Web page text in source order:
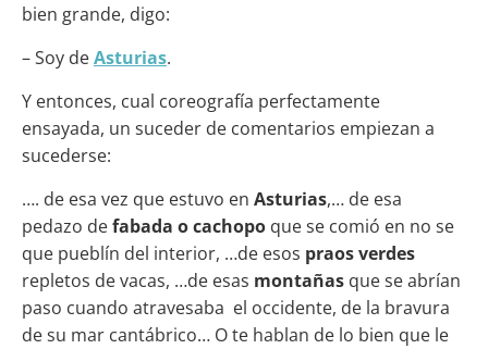
bien grande, digo:
– Soy deAsturias.
Y entonces, cual coreografía perfectamente
ensayada, un suceder de comentarios empiezan a
sucederse:
…. de esa vez que estuvo en Asturias,… de esa
pedazo defabada o cachopo que se comió en no se
que pueblín del interior, …de esos praos verdes
repletos de vacas, …de esas montañas que se abrían
paso cuando atravesaba el occidente, de la bravura
de su mar cantábrico… O te hablan de lo bien que le